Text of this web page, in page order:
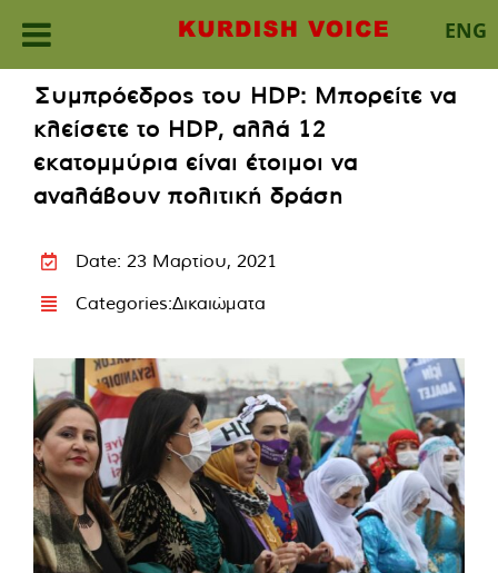
ENG
content
Συμπρόεδρος του HDP: Μπορείτε να
κλείσετε το HDP, αλλά 12
εκατομμύρια είναι έτοιμοι να
αναλάβουν πολιτική δράση
Date: 23 Μαρτίου, 2021
Categories:Δικαιώματα